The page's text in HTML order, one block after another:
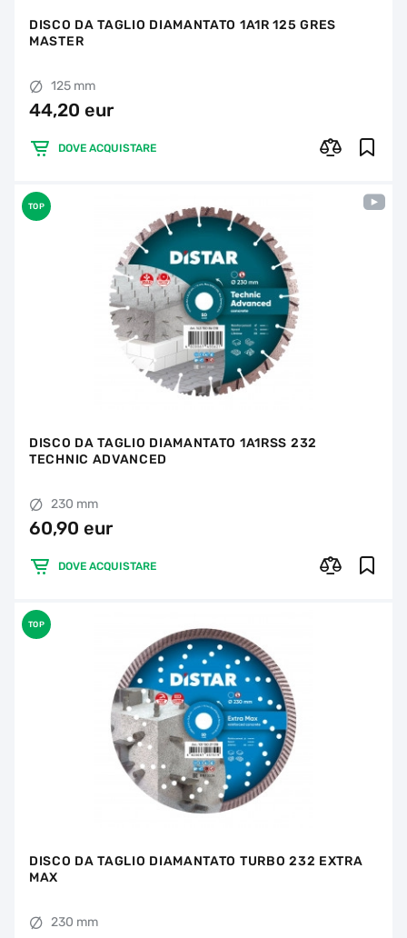
DISCO DA TAGLIO DIAMANTATO 1A1R 125 GRES
MASTER
125 mm
44,20 eur
DOVE ACQUISTARE
TOP
DISCO DA TAGLIO DIAMANTATO 1A1RSS 232
TECHNIC ADVANCED
230 mm
60,90 eur
DOVE ACQUISTARE
TOP
DISCO DA TAGLIO DIAMANTATO TURBO 232 EXTRA
MAX
230 mm